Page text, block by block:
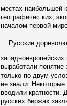
местах наибольшей
географичес ких,
началом первой
Русские
выработали
только по двум
не знали.
вводили кратности.
русских биржах